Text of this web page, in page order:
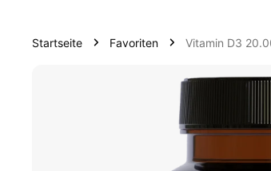
Startseite Favoriten Vitamin D3